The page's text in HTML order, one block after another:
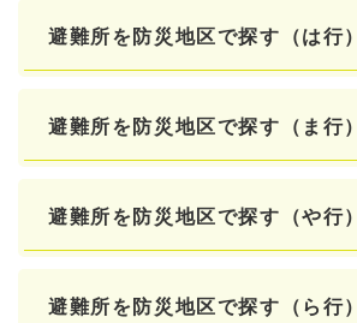
避難所を防災地区で探す（は行）
避難所を防災地区で探す（ま行）
避難所を防災地区で探す（や行）
避難所を防災地区で探す（ら行）